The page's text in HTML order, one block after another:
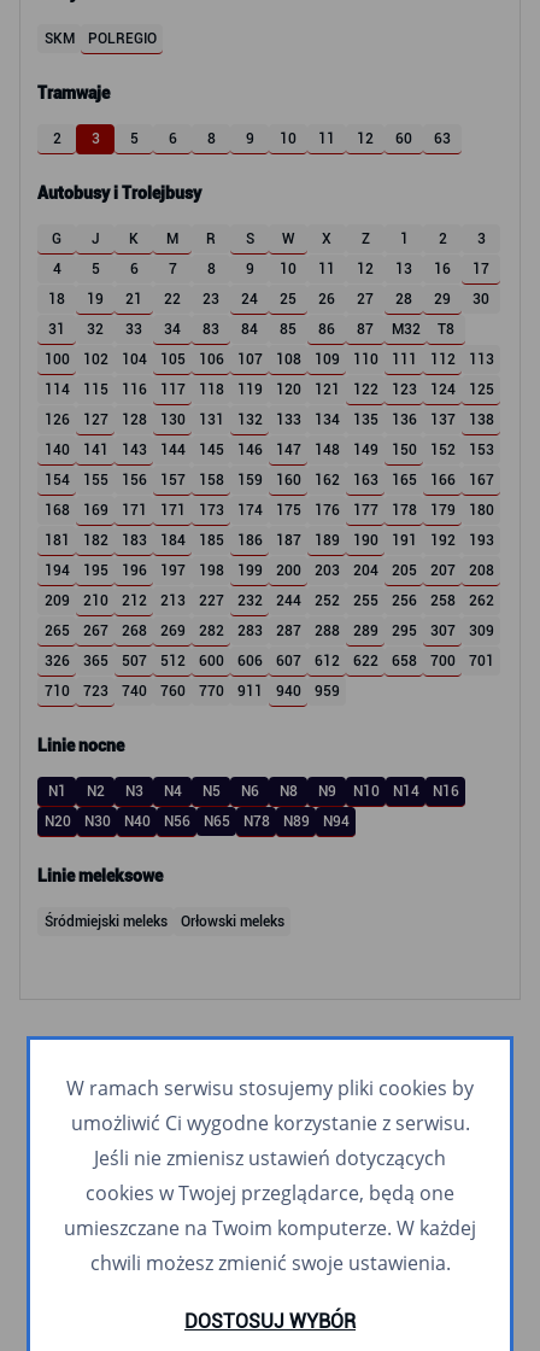
SKM POLREGIO
Tramwaje
2 3 5 6 8 9 10 11 12 60 63
Autobusy i Trolejbusy
G J K M R S W X Z 1 2
3
4
5 6 7 8 9 10 11 12 13 16
17
18
19 21 22 23 24 25 26 27 28 29
30
31
32 33 34 83 84 85 86 87 M32
T8
100
102 104 105 106 107 108 109 110 111 112
113
114
115 116 117 118 119 120 121 122 123 124
125
126
127 128 130 131 132 133 134 135 136 137
138
140
141 143 144 145 146 147 148 149 150 152
153
154
155 156 157 158 159 160 162 163 165 166
167
168
169 171 171 173 174 175 176 177 178 179
180
181
182 183 184 185 186 187 189 190 191 192
193
194
195 196 197 198 199 200 203 204 205 207
208
209
210 212 213 227 232 244 252 255 256 258
262
265
267 268 269 282 283 287 288 289 295 307
309
326
365 507 512 600 606 607 612 622 658 700
701
710
723 740 760 770 911 940 959
Linie nocne
N1 N2 N3 N4 N5 N6 N8 N9 N10 N14
N16
N20
N30 N40 N56 N65 N78 N89 N94
Linie meleksowe
Śródmiejski meleks Orłowski meleks
W ramach serwisu stosujemy pliki cookies by
umożliwić Ci wygodne korzystanie z serwisu.
Jeśli nie zmienisz ustawień dotyczących
cookies w Twojej przeglądarce, będą one
umieszczane na Twoim komputerze. W każdej
chwili możesz zmienić swoje ustawienia.
DOSTOSUJ WYBÓR